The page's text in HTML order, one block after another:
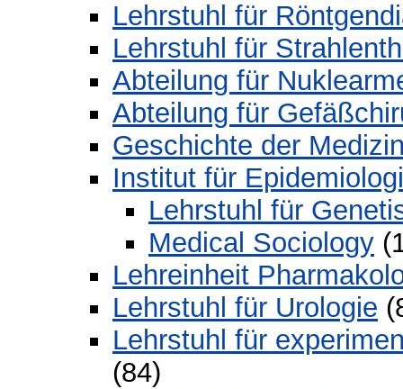
Lehrstuhl für
Lehrstuhl für
Abteilung für
Abteilung für
Geschichte der
Institut für
Lehrstuhl für
Medical Sociology
Lehreinheit
Lehrstuhl für Urologie
Lehrstuhl für
(84)